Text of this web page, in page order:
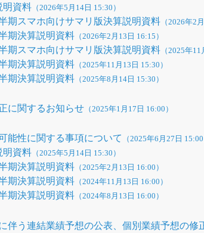
明資料 （2026年5月14日 15:30）
期スマホ向けサマリ版決算説明資料 （2026年2
期決算説明資料 （2026年2月13日 16:15）
期スマホ向けサマリ版決算説明資料 （2025年11
期決算説明資料 （2025年11月13日 15:30）
期決算説明資料 （2025年8月14日 15:30）
に関するお知らせ （2025年1月17日 16:00）
能性に関する事項について
（2025年6月27日 15:00
明資料 （2025年5月14日 15:30）
期決算説明資料 （2025年2月13日 16:00）
期決算説明資料 （2024年11月13日 16:00）
期決算説明資料 （2024年8月13日 16:00）
伴う連結業績予想の公表、個別業績予想の修